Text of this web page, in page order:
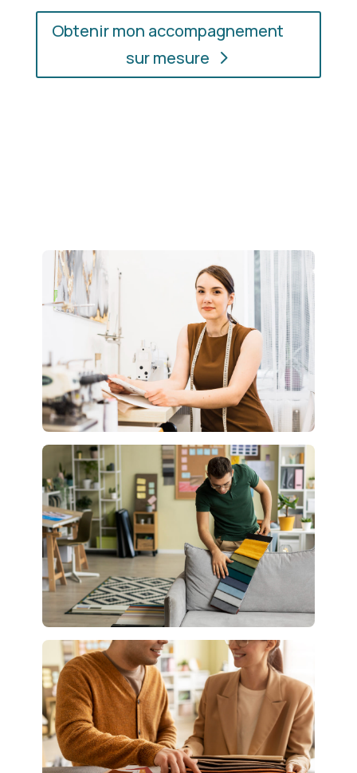
Obtenir mon accompagnement
sur mesure